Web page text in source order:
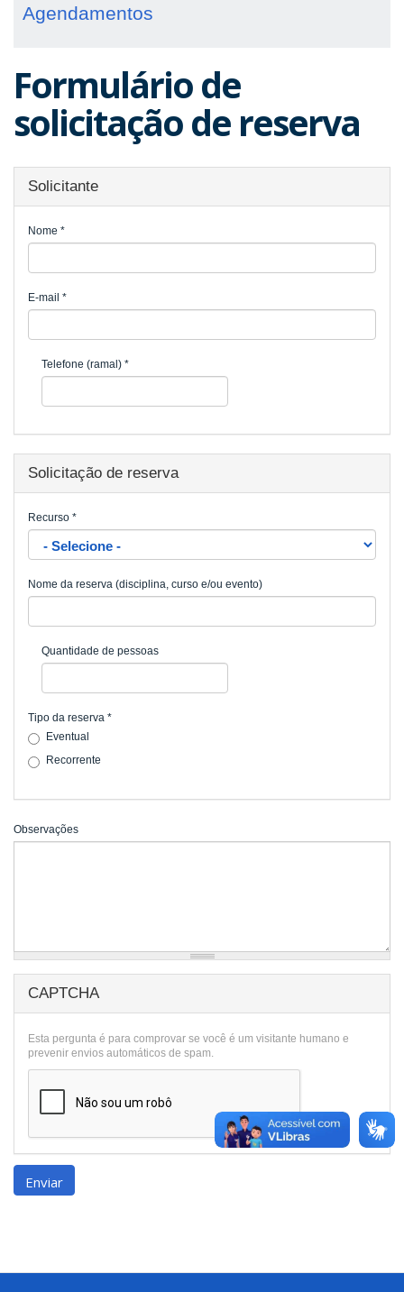
Agendamentos
Formulário de
solicitação de reserva
Solicitante
Nome *
E-mail *
Telefone (ramal) *
Solicitação de reserva
Recurso *
Nome da reserva (disciplina, curso e/ou evento)
Quantidade de pessoas
Tipo da reserva *
Eventual
Recorrente
Observações
CAPTCHA
Esta pergunta é para comprovar se você é um visitante humano e
prevenir envios automáticos de spam.
Enviar